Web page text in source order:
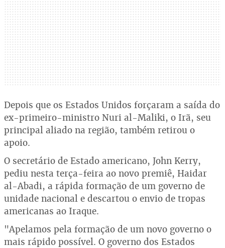
Depois que os Estados Unidos forçaram a saída do
ex-primeiro-ministro Nuri al-Maliki, o Irã, seu
principal aliado na região, também retirou o
apoio.
O secretário de Estado americano, John Kerry,
pediu nesta terça-feira ao novo premiê, Haidar
al-Abadi, a rápida formação de um governo de
unidade nacional e descartou o envio de tropas
americanas ao Iraque.
"Apelamos pela formação de um novo governo o
mais rápido possível. O governo dos Estados